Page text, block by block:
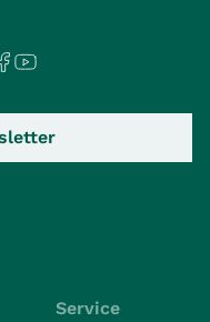
Service